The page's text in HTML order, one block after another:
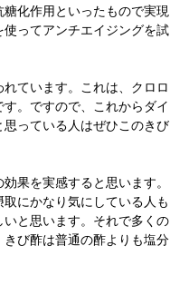
化作用といったもので実現
ってアンチエイジングを試
ています。これは、クロロ
。ですので、これからダイ
っている人はぜひこのきび
果を実感すると思います。
にかなり気にしている人も
と思います。それで多くの
び酢は普通の酢よりも塩分